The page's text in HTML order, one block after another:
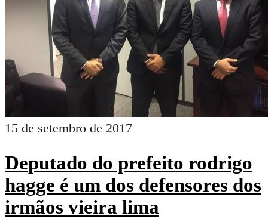
15 de setembro de 2017
Deputado do prefeito rodrigo
hagge é um dos defensores dos
irmãos vieira lima